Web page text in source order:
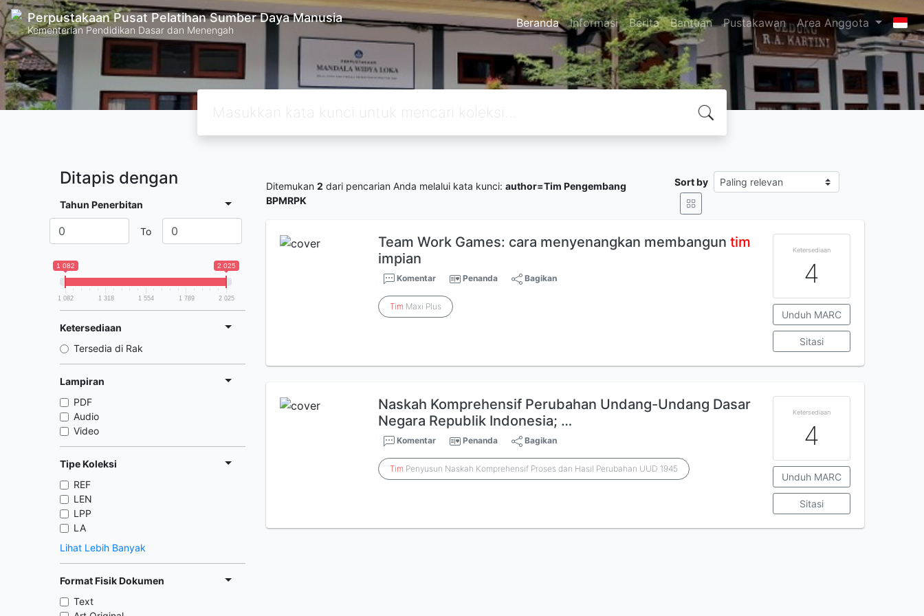
Perpustakaan Pusat Pelatihan Sumber Daya Manusia
Kementerian Pendidikan Dasar dan Menengah Beranda Informasi Berita Bantuan Pustakawan Area Anggota
Ditapis dengan
Tahun Penerbitan
To
1 082 2 025
1 082 1 318 1 554 1 789 2 025
Ketersediaan
Tersedia di Rak
Lampiran
PDF
Audio
Video
Tipe Koleksi
REF
LEN
LPP
LA
Lihat Lebih Banyak
Format Fisik Dokumen
Text
Ditemukan 2 dari pencarian Anda melalui kata kunci: author=Tim Pengembang
BPMRPK
Sort by
Team Work Games: cara menyenangkan membanguntim
impian
Komentar Penanda Bagikan
Tim Maxi Plus
Ketersediaan
4
Unduh MARC
Sitasi
Naskah Komprehensif Perubahan Undang-Undang Dasar
Negara Republik Indonesia; …
Komentar Penanda Bagikan
Tim Penyusun Naskah Komprehensif Proses dan Hasil Perubahan UUD 1945
Ketersediaan
4
Unduh MARC
Sitasi